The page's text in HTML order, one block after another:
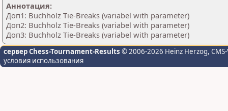
Аннотация:
Доп1: Buchholz Tie-Breaks (variabel with parameter)
Доп2: Buchholz Tie-Breaks (variabel with parameter)
Доп3: Buchholz Tie-Breaks (variabel with parameter)
сервер Chess-Tournament-Results © 2006-2026 Heinz Herzog,
условия использования